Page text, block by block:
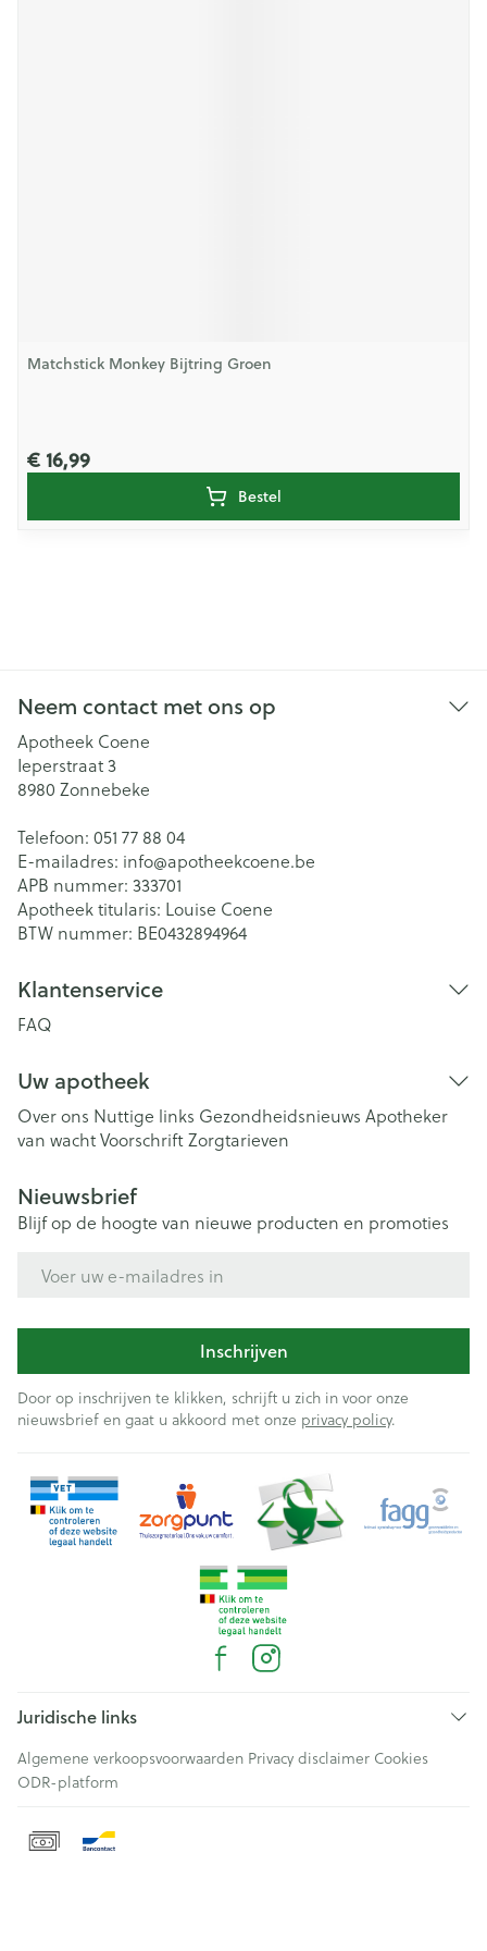
Matchstick Monkey Bijtring Groen
€ 16,99
Bestel
Neem contact met ons op
Apotheek Coene
Ieperstraat 3
8980 Zonnebeke
Telefoon: 051 77 88 04
E-mailadres: info@apotheekcoene.be
APB nummer: 333701
Apotheek titularis: Louise Coene
BTW nummer: BE0432894964
Klantenservice
FAQ
Uw apotheek
Over ons Nuttige links Gezondheidsnieuws Apotheker
van wachtVoorschriftZorgtarieven
Nieuwsbrief
Blijf op de hoogte van nieuwe producten en promoties
Inschrijven
Door op inschrijven te klikken, schrijft u zich in voor onze
nieuwsbrief en gaat u akkoord met onze privacy policy.
Juridische links
Algemene verkoopsvoorwaarden Privacy disclaimer Cookies
ODR-platform